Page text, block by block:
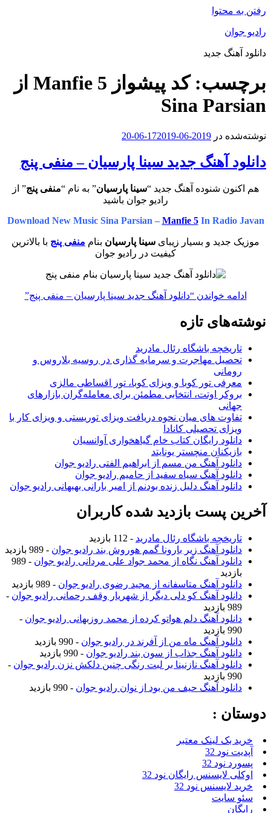
رفتن به محتوا
رادیو جوان
دانلود آهنگ جدید
برچسب:
کد پیشواز Manfie 5 از
Sina Parsian
نوشته‌شده در 2019-06-17
2019-06-20
دانلود آهنگ جدید سینا پارسیان – منفی پنج
هم اکنون شنوده آهنگ جدید “سینا پارسیان” به نام “منفی پنج” از
رادیو جوان باشید
Download New Music Sina Parsian – Manfie 5In Radio Javan
موزیک جدید و بسیار زیبای سینا پارسیان بنام منفی پنج با بالاترین
کیفیت در رادیو جوان
ادامه خواندن “دانلود آهنگ جدید سینا پارسیان – منفی پنج”
نوشته‌های تازه
تاریخچه باشگاه رئال مادرید
تحصیل مهاجرت و سرمایه گذاری در روسیه بلاروس و
رومانی
معرفی تور کوبا و ویزای کوبا، تور اقساطی مالزی
بروکر اوتت، انتخابی مطمئن برای معامله‌گران بازارهای
جهانی
تفاوت های میان نحوه دریافت ویزای توریستی و ویزای کار با
ویزای تحصیلی کانادا
دانلود رایگان کتاب خام گیاهخواری آوانسیان
بازیکنان منچستر یونایتد
دانلود آهنگ من مسم از ابراهیم الفتی رادیو جوان
دانلود آهنگ سیاه سفید از حامیم رادیو جوان
دانلود آهنگ دلیل زنده بودنم از امیر بارانی بهبهانی رادیو جوان
آخرین پست بازدید شده کاربران
تاریخچه باشگاه رئال مادرید - 112 بازدید
دانلود آهنگ زیر بارونا گمم هوروش بند رادیو جوان - 989 بازدید
دانلود آهنگ نگاه از محمد جواد علی مردانی رادیو جوان
- 989
بازدید
دانلود آهنگ متاسفانه از مجید رضوی رادیو جوان - 989 بازدید
دانلود آهنگ کو دلی دیگر از شهریار وقف رحمانی رادیو جوان -
989 بازدید
دانلود آهنگ دلم هواتو کرده از محمد روزبهانی رادیو جوان -
990 بازدید
دانلود آهنگ ماه من از آفرند در رادیو جوان - 990 بازدید
دانلود آهنگ جذاب از سون بند رادیو جوان - 990 بازدید
دانلود آهنگ نازنینا بر لبت رنگی چنین دلکش نزن رادیو جوان -
990 بازدید
دانلود آهنگ حیف من بود از نوان رادیو جوان - 990 بازدید
دوستان :
خرید بک لینک معتبر
آپدیت نود 32
پسورد نود 32
اوکلی لایسنس رایگان نود 32
خرید لایسنس نود 32
سئو سایت
رایگان